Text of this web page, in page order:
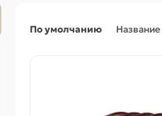
По умолчанию Название